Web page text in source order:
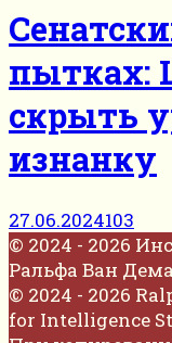
пытках:
скрыть
изнанку
27.06.2024103
© 2024 - 2026
Ральфа Ван
© 2024 - 2026
for Intelligence